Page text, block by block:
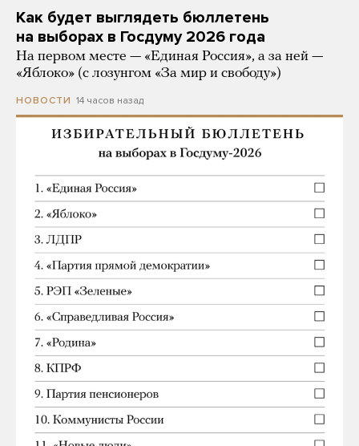
Как будет выглядеть бюллетень
на выборах в Госдуму 2026 года
На первом месте — «Единая Россия», а за ней —
«Яблоко» (с лозунгом «За мир и свободу»)
НОВОСТИ 14 часов назад